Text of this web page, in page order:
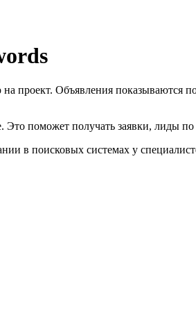
проект. Объявления показываются
Это поможет получать заявки, лиды
в поисковых системах у